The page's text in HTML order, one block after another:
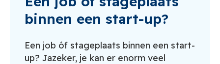
binnen een start-up?
Een job óf stageplaats binnen een start-
up? Jazeker, je kan er enorm veel